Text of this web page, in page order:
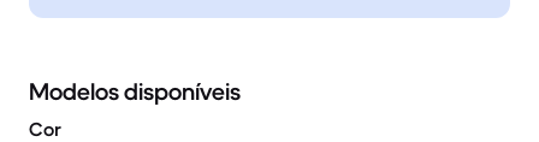
Modelos disponíveis
Cor